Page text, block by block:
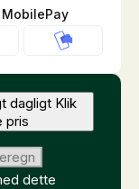
dagligt Klik
pris
dette